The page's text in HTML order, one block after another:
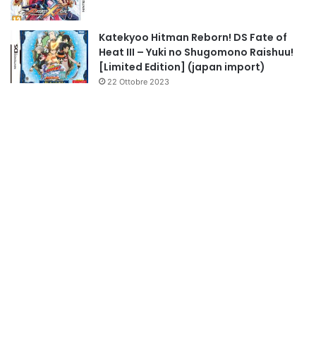
Katekyoo Hitman Reborn! DS Fate of
Heat III – Yuki no Shugomono Raishuu!
[Limited Edition] (japan import)
22 Ottobre 2023